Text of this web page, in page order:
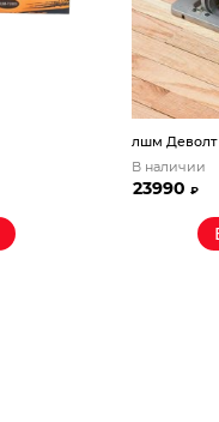
лшм Деволт
В наличии
23990₽